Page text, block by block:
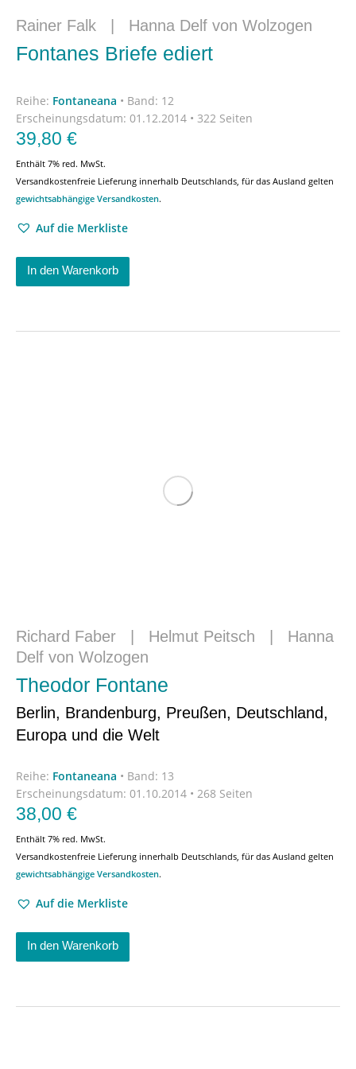
Rainer Falk Hanna Delf von Wolzogen
Fontanes Briefe ediert
Reihe: Fontaneana • Band: 12
Erscheinungsdatum: 01.12.2014 • 322 Seiten
39,80 €
Enthält 7% red. MwSt.
Versandkostenfreie Lieferung innerhalb Deutschlands, für das Ausland gelten
gewichtsabhängige Versandkosten.
Auf die Merkliste
In den Warenkorb
Richard Faber | Helmut Peitsch | Hanna
Delf von Wolzogen
Theodor Fontane
Berlin, Brandenburg, Preußen, Deutschland,
Europa und die Welt
Reihe: Fontaneana • Band: 13
Erscheinungsdatum: 01.10.2014 • 268 Seiten
38,00 €
Enthält 7% red. MwSt.
Versandkostenfreie Lieferung innerhalb Deutschlands, für das Ausland gelten
gewichtsabhängige Versandkosten.
Auf die Merkliste
In den Warenkorb